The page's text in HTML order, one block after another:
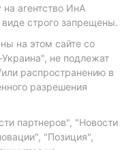
агентство ИнА
виде строго запрещены.
на этом сайте со
не подлежат
распространению в
разрешения
партнеров", "Новости
"Позиция",